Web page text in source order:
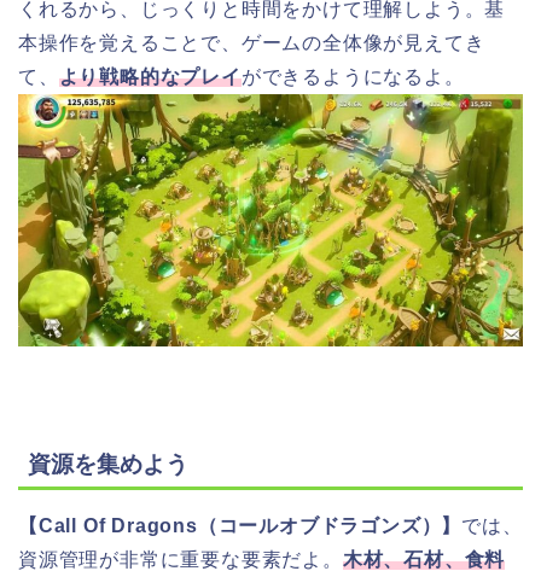
くれるから、じっくりと時間をかけて理解しよう。基
本操作を覚えることで、ゲームの全体像が見えてき
て、 より戦略的なプレイができるようになるよ。
資源を集めよう
【Call Of Dragons（コールオブドラゴンズ）】 では、
資源管理が非常に重要な要素だよ。 木材、石材、食料